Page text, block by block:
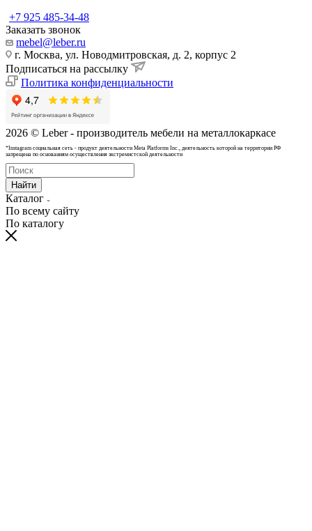
+7 925 485-34-48
Заказать звонок
mebel@leber.ru
г. Москва, ул. Новодмитровская, д. 2, корпус 2
Подписаться на рассылку
Политика конфиденциальности
2026 © Leber - производитель мебели на металлокаркасе
*Instagram cоциальная сеть - продукт деятельности Meta Platforms Inc., деятельность которой на территории РФ
запрещена по основаниям осуществления экстремистской деятельности
Найти
Каталог
По всему сайту
По каталогу